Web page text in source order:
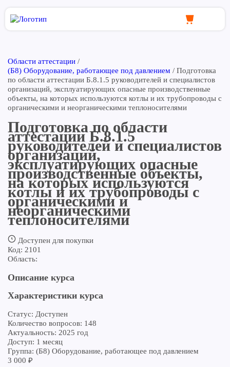
Области аттестации /
(Б8) Оборудование, работающее под давлением / Подготовка
по области аттестации Б.8.1.5 руководителей и специалистов
организаций, эксплуатирующих опасные производственные
объекты, на которых используются котлы и их трубопроводы с
органическими и неорганическими теплоносителями
Подготовка по области
аттестации Б.8.1.5
руководителей и специалистов
организаций,
эксплуатирующих опасные
производственные объекты,
на которых используются
котлы и их трубопроводы с
органическими и
неорганическими
теплоносителями
Доступен для покупки
Код: 2101
Область:
Описание курса
Характеристики курса
Статус: Доступен
Количество вопросов: 148
Актуальность: 2025 год
Доступ: 1 месяц
Группа: (Б8) Оборудование, работающее под давлением
3 000 ₽